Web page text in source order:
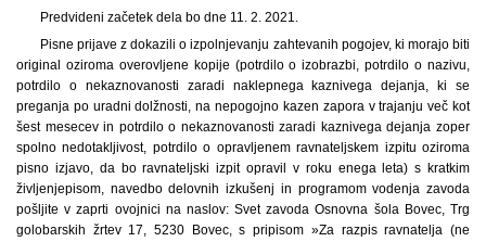
Predvideni začetek dela bo dne 11. 2. 2021.
Pisne prijave z dokazili o izpolnjevanju zahtevanih pogojev, ki morajo biti
original oziroma overovljene kopije (potrdilo o izobrazbi, potrdilo o nazivu,
potrdilo o nekaznovanosti zaradi naklepnega kaznivega dejanja, ki se
preganja po uradni dolžnosti, na nepogojno kazen zapora v trajanju več kot
šest mesecev in potrdilo o nekaznovanosti zaradi kaznivega dejanja zoper
spolno nedotakljivost, potrdilo o opravljenem ravnateljskem izpitu oziroma
pisno izjavo, da bo ravnateljski izpit opravil v roku enega leta) s kratkim
življenjepisom, navedbo delovnih izkušenj in programom vodenja zavoda
pošljite v zaprti ovojnici na naslov: Svet zavoda Osnovna šola Bovec, Trg
golobarskih žrtev 17, 5230 Bovec, s pripisom »Za razpis ravnatelja (ne